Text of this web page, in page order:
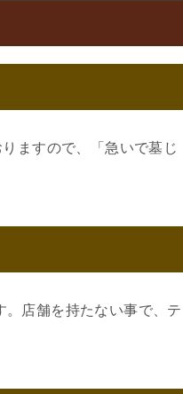
ますので、「急いで墓じ
店舗を持たない事で、テ